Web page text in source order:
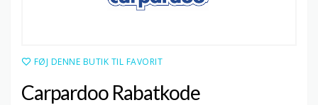
FØJ DENNE BUTIK TIL FAVORIT
Carpardoo Rabatkode